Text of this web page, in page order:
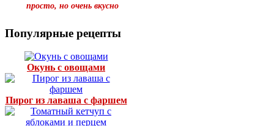
просто, но очень вкусно
Популярные рецепты
Окунь с овощами
Пирог из лаваша с фаршем